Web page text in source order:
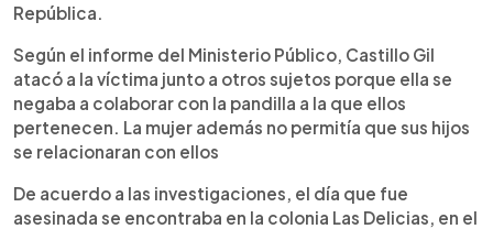
República.
Según el informe del Ministerio Público, Castillo Gil
atacó a la víctima junto a otros sujetos porque ella se
negaba a colaborar con la pandilla a la que ellos
pertenecen. La mujer además no permitía que sus hijos
se relacionaran con ellos
De acuerdo a las investigaciones, el día que fue
asesinada se encontraba en la colonia Las Delicias, en el